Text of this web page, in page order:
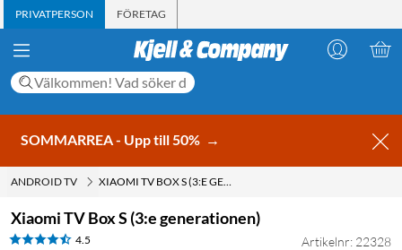
PRIVATPERSON FÖRETAG
SOMMARREA - Upp till 50% →
ANDROID TV XIAOMI TV BOX S (3:E GENERATIONEN)
Xiaomi TV Box S (3:e generationen)
4.5 Artikelnr: 22328